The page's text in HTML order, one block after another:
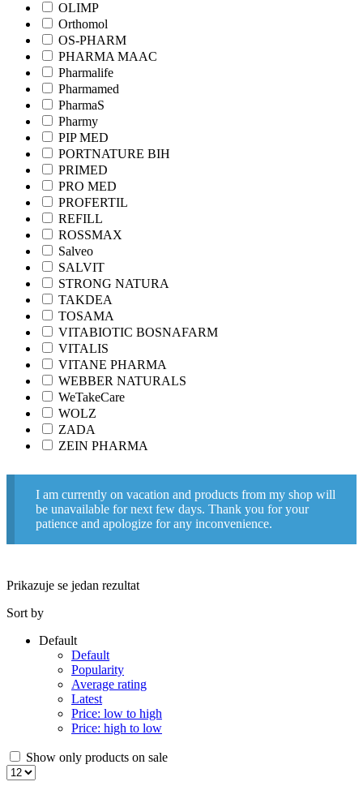
OLIMP
Orthomol
OS-PHARM
PHARMA MAAC
Pharmalife
Pharmamed
PharmaS
Pharmy
PIP MED
PORTNATURE BIH
PRIMED
PRO MED
PROFERTIL
REFILL
ROSSMAX
Salveo
SALVIT
STRONG NATURA
TAKDEA
TOSAMA
VITABIOTIC BOSNAFARM
VITALIS
VITANE PHARMA
WEBBER NATURALS
WeTakeCare
WOLZ
ZADA
ZEIN PHARMA
I am currently on vacation and products from my shop will
be unavailable for next few days. Thank you for your
patience and apologize for any inconvenience.
Prikazuje se jedan rezultat
Sort by
Default
Default
Popularity
Average rating
Latest
Price: low to high
Price: high to low
Show only products on sale